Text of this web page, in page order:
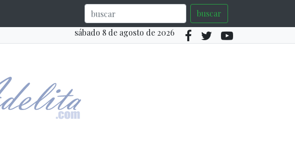
buscar
sábado 8 de agosto de 2026